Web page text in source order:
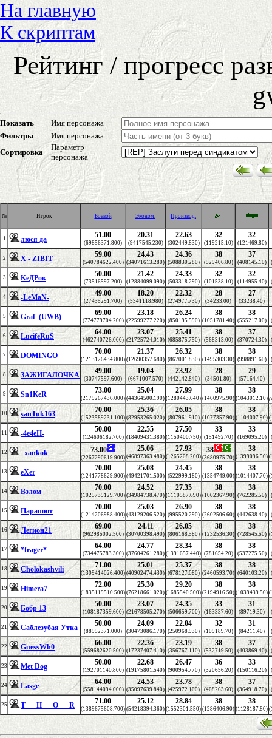
На главную
К скриптам
Рейтинг / прогресс
Показать
Имя персонажа
Фильтры
Имя персонажа
Сортировка
Параметр
персонажа
№ Игрок Боевой Эконом. Производ.
1 люся да 51.00
(69856371.800)
20.31
(9417545.230)
22.63
(302449.830)
32
(119215.10)
32
(121469.80)
2 X - ZIBIT 59.00
(540784622.400)
24.43
(34071613.280)
24.36
(508830.280)
38
(529406.80)
37
(408145.10)
3 КеДРок 50.00
(73516597.200)
21.42
(12884099.090)
24.33
(503318.290)
32
(101538.10)
32
(114955.40)
4 -LeMaN- 49.00
(27435291.700)
18.20
(5341118.980)
22.32
(274977.730)
28
(34233.00)
27
(33238.40)
5 Graf_(UWB) 69.00
(774779704.200)
23.18
(22599277.220)
26.24
(850195.590)
38
(1051781.40)
38
(555217.00)
6 LucifeRuS 64.00
(462740726.000)
23.07
(21725724.010)
25.41
(685875.750)
38
(568313.00)
37
(370724.30)
7 DOMINGO 70.00
(1213126434.800)
21.37
(12690357.680)
26.32
(867001.830)
38
(1495303.30)
38
(998891.60)
8 ЗАЖИГАЛОЧКА 49.00
(30747597.600)
19.04
(6671007.570)
23.92
(442142.840)
28
(34501.80)
29
(57164.40)
9 Sn1KeR 73.00
(2179267436.000)
25.04
(44364500.190)
27.99
(1280443.640)
38
(1460975.90)
38
(1043012.10)
10 sanTuk163 70.00
(1523589231.100)
25.36
(82953265.020)
26.05
(807961.910)
38
(1077357.90)
38
(1104007.90)
11 -4e4eH- 50.00
(124606182.700)
22.55
(18409431.380)
27.50
(1150400.750)
33
(151492.70)
33
(169095.20)
12 _xankok_ 73.00
(2267290619.900)
25.06
(46897363.480)
27.93
(1265208.200)
38
(3680975.70)
38
(1399096.50)
13 eXer 70.00
(1241778629.900)
25.08
(49421701.500)
24.45
(522999.180)
38
(1354749.00)
38
(1014407.70)
14 Взлом 70.00
(1025739129.700)
24.52
(34984738.470)
27.35
(1110587.690)
38
(1002367.90)
38
(762285.50)
15 Парашют 70.00
(1214206988.400)
25.03
(43129206.520)
26.90
(995520.290)
38
(2602506.60)
38
(442638.40)
16 Легион21 69.00
(962985002.500)
24.11
(30700398.490)
26.05
(806168.580)
38
(1232536.30)
38
(728545.50)
17 *frager* 64.00
(734475783.300)
24.77
(37604261.280)
28.34
(1391657.440)
38
(781654.20)
38
(537275.50)
18 Cholokashvili 71.00
(1309414026.400)
25.01
(40902474.430)
25.37
(678127.080)
38
(2460593.70)
38
(640103.20)
19 Himera7 72.00
(1835119510.500)
25.30
(76218661.020)
29.20
(1685540.500)
38
(2194916.50)
38
(1039439.50)
20 Бобр 13 50.00
(108187359.600)
23.07
(21678505.270)
24.35
(506659.700)
33
(163337.60)
31
(89719.30)
21 Саблезубая Утка 50.00
(88952371.000)
24.09
(30473086.170)
22.04
(250968.930)
32
(109189.70)
31
(84211.40)
22 GuessWh0 66.00
(559682620.500)
22.36
(17237407.410)
23.19
(356767.110)
38
(532719.50)
37
(403869.40)
23 Met Dog 50.00
(192701140.800)
22.68
(19175801.540)
26.47
(900954.770)
36
(320656.20)
33
(150116.20)
24 Lasge 64.00
(558144094.000)
24.53
(35097639.840)
23.78
(425972.100)
38
(468263.60)
37
(364918.70)
25 T___H___O___R 71.00
(1389675608.700)
25.12
(54218394.360)
28.84
(1552301.550)
38
(1286406.90)
38
(1128187.80)